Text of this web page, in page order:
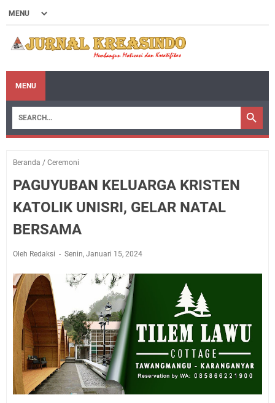
MENU
Beranda / Ceremoni
PAGUYUBAN KELUARGA KRISTEN
KATOLIK UNISRI, GELAR NATAL
BERSAMA
Oleh Redaksi Senin, Januari 15, 2024